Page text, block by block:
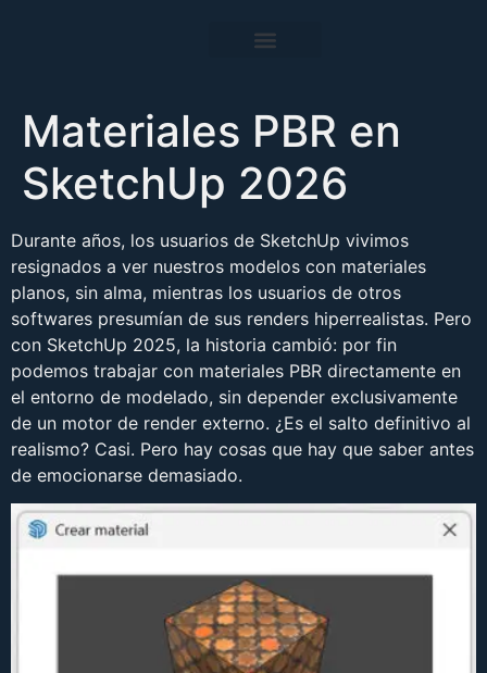
Materiales PBR en
SketchUp 2026
Durante años, los usuarios de SketchUp vivimos
resignados a ver nuestros modelos con materiales
planos, sin alma, mientras los usuarios de otros
softwares presumían de sus renders hiperrealistas. Pero
con SketchUp 2025, la historia cambió: por fin
podemos trabajar con materiales PBR directamente en
el entorno de modelado, sin depender exclusivamente
de un motor de render externo. ¿Es el salto definitivo al
realismo? Casi. Pero hay cosas que hay que saber antes
de emocionarse demasiado.